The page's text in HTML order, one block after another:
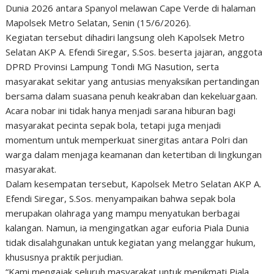
Dunia 2026 antara Spanyol melawan Cape Verde di halaman
Mapolsek Metro Selatan, Senin (15/6/2026).
Kegiatan tersebut dihadiri langsung oleh Kapolsek Metro
Selatan AKP A. Efendi Siregar, S.Sos. beserta jajaran, anggota
DPRD Provinsi Lampung Tondi MG Nasution, serta
masyarakat sekitar yang antusias menyaksikan pertandingan
bersama dalam suasana penuh keakraban dan kekeluargaan.
Acara nobar ini tidak hanya menjadi sarana hiburan bagi
masyarakat pecinta sepak bola, tetapi juga menjadi
momentum untuk memperkuat sinergitas antara Polri dan
warga dalam menjaga keamanan dan ketertiban di lingkungan
masyarakat.
Dalam kesempatan tersebut, Kapolsek Metro Selatan AKP A.
Efendi Siregar, S.Sos. menyampaikan bahwa sepak bola
merupakan olahraga yang mampu menyatukan berbagai
kalangan. Namun, ia mengingatkan agar euforia Piala Dunia
tidak disalahgunakan untuk kegiatan yang melanggar hukum,
khususnya praktik perjudian.
“Kami mengajak seluruh masyarakat untuk menikmati Piala